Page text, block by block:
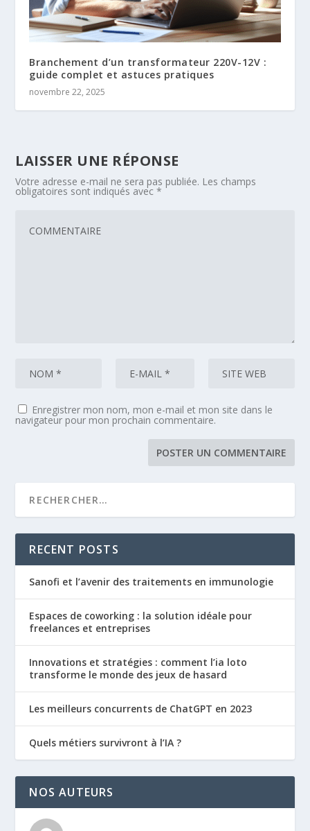
Branchement d’un transformateur 220V-12V :
guide complet et astuces pratiques
novembre 22, 2025
LAISSER UNE RÉPONSE
Votre adresse e-mail ne sera pas publiée. Les champs
obligatoires sont indiqués avec*
Enregistrer mon nom, mon e-mail et mon site dans le
navigateur pour mon prochain commentaire.
RECENT POSTS
Sanofi et l’avenir des traitements en immunologie
Espaces de coworking : la solution idéale pour
freelances et entreprises
Innovations et stratégies : comment l’ia loto
transforme le monde des jeux de hasard
Les meilleurs concurrents de ChatGPT en 2023
Quels métiers survivront à l’IA ?
NOS AUTEURS